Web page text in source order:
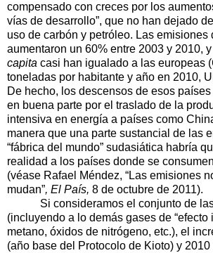
compensado con creces por los
vías de desarrollo”, que no han dejado
uso de carbón y petróleo. Las emisiones
aumentaron un 60% entre 2003 y 2010,
capita casi han igualado a las europeas
toneladas por habitante y año en 2010,
De hecho, los descensos de esos
en buena parte por el traslado de la
intensiva en energía a países como
manera que una parte sustancial de las
“fábrica del mundo” sudasiática habría
realidad a los países donde se
(véase Rafael Méndez, “Las emisiones
mudan”, El País, 8 de octubre de 2011).
Si consideramos el conjunto de
(incluyendo a lo demás gases de “efecto
metano, óxidos de nitrógeno, etc.), el
(año base del Protocolo de Kioto) y 2010